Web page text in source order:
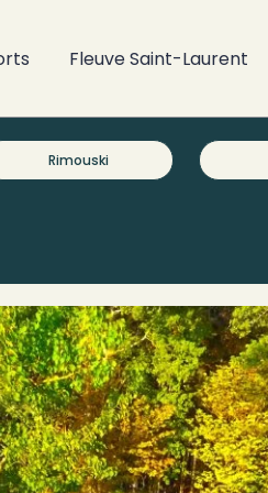
Fleuve Saint-Laurent
Rimouski